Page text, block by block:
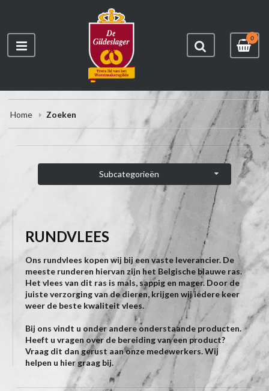
0
Home Zoeken
Subcategorieën
RUNDVLEES
Ons rundvlees kopen wij bij een vaste leverancier. De
meeste runderen hiervan zijn het Belgische blauwe ras.
Het vlees van dit ras is mals, sappig en mager. Door de
juiste verzorging van de dieren, krijgen wij iedere keer
weer de beste kwaliteit vlees.
Bij ons vindt u onder andere onderstaande producten.
Heeft u vragen over de bereiding van een product?
Vraag dit dan gerust aan onze medewerkers. Wij
helpen u hier graag bij.